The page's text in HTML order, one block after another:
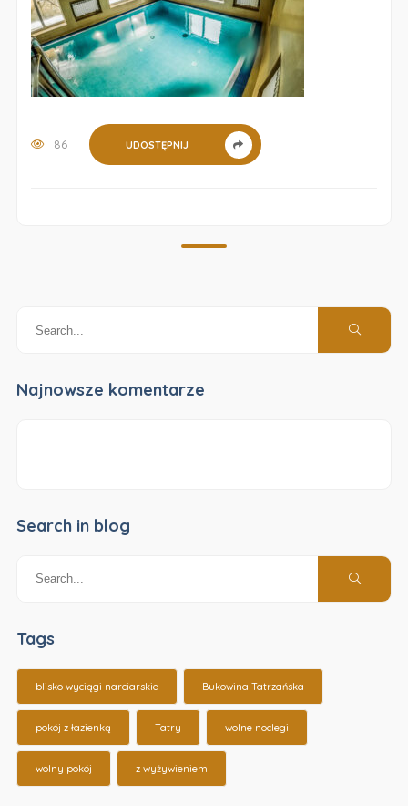
86 UDOSTĘPNIJ
Najnowsze komentarze
Search in blog
Tags
blisko wyciągi narciarskie Bukowina Tatrzańska
pokój z łazienką Tatry wolne noclegi
wolny pokój z wyżywieniem